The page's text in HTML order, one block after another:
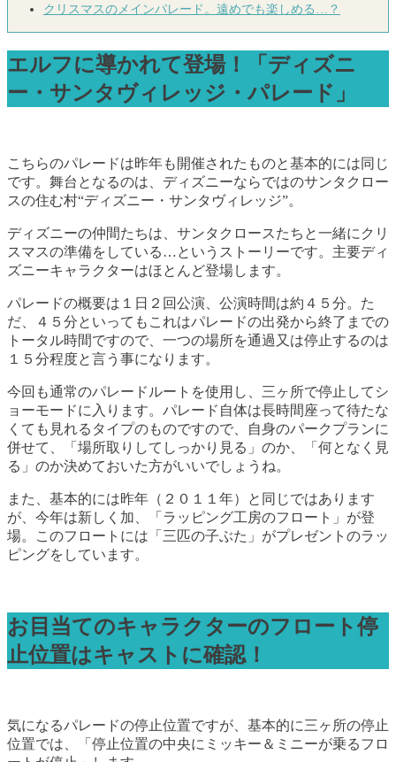
クリスマスのメインパレード。遠めでも楽しめる…？
エルフに導かれて登場！「ディズニ
ー・サンタヴィレッジ・パレード」
こちらのパレードは昨年も開催されたものと基本的には同じ
です。舞台となるのは、ディズニーならではのサンタクロー
スの住む村“ディズニー・サンタヴィレッジ”。
ディズニーの仲間たちは、サンタクロースたちと一緒にクリ
スマスの準備をしている…というストーリーです。主要ディ
ズニーキャラクターはほとんど登場します。
パレードの概要は１日２回公演、公演時間は約４５分。た
だ、４５分といってもこれはパレードの出発から終了までの
トータル時間ですので、一つの場所を通過又は停止するのは
１５分程度と言う事になります。
今回も通常のパレードルートを使用し、三ヶ所で停止してシ
ョーモードに入ります。パレード自体は長時間座って待たな
くても見れるタイプのものですので、自身のパークプランに
併せて、「場所取りしてしっかり見る」のか、「何となく見
る」のか決めておいた方がいいでしょうね。
また、基本的には昨年（２０１１年）と同じではあります
が、今年は新しく加、「ラッピング工房のフロート」が登
場。このフロートには「三匹の子ぶた」がプレゼントのラッ
ピングをしています。
お目当てのキャラクターのフロート停
止位置はキャストに確認！
気になるパレードの停止位置ですが、基本的に三ヶ所の停止
位置では、「停止位置の中央にミッキー＆ミニーが乗るフロ